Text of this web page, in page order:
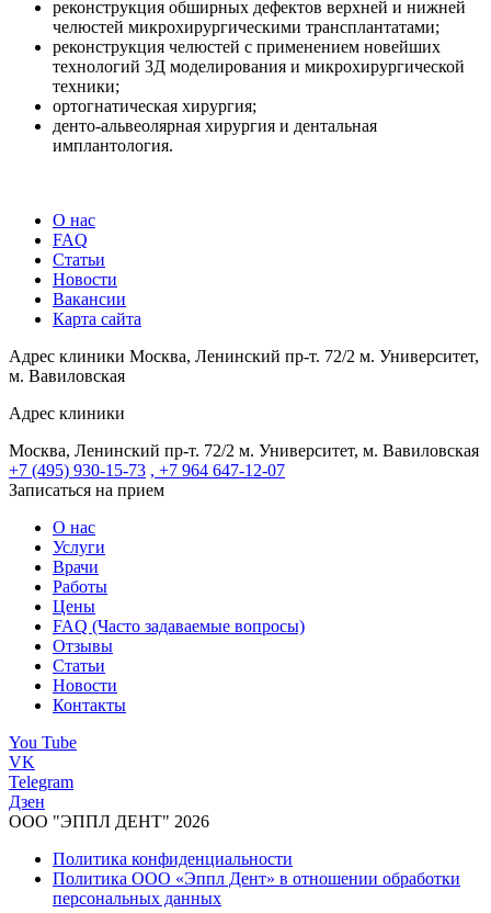
реконструкция обширных дефектов верхней и нижней
челюстей микрохирургическими трансплантатами;
реконструкция челюстей с применением новейших
технологий 3Д моделирования и микрохирургической
техники;
ортогнатическая хирургия;
денто-альвеолярная хирургия и дентальная
имплантология.
О нас
FAQ
Статьи
Новости
Вакансии
Карта сайта
Адрес клиники Москва, Ленинский пр-т. 72/2 м. Университет,
м. Вавиловская
Адрес клиники
Москва, Ленинский пр-т. 72/2 м. Университет, м. Вавиловская
+7 (495) 930-15-73 , +7 964 647-12-07
Записаться на прием
О нас
Услуги
Врачи
Работы
Цены
FAQ (Часто задаваемые вопросы)
Отзывы
Статьи
Новости
Контакты
You Tube
VK
Telegram
Дзен
ООО "ЭППЛ ДЕНТ" 2026
Политика конфиденциальности
Политика ООО «Эппл Дент» в отношении обработки
персональных данных